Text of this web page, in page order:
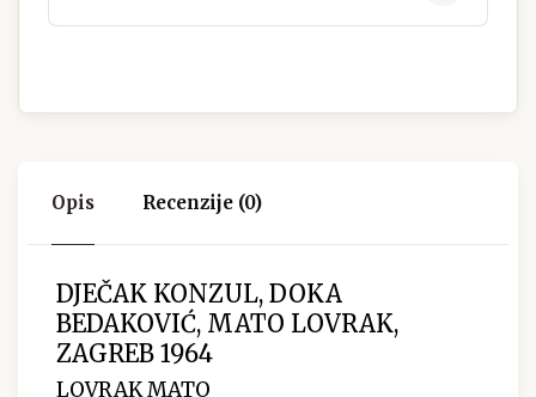
Opis Recenzije (0)
DJEČAK KONZUL, DOKA
BEDAKOVIĆ, MATO LOVRAK,
ZAGREB 1964
LOVRAK MATO